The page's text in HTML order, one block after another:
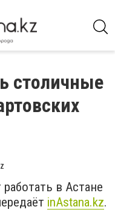
столичные
в Астане
inАstana.kz.